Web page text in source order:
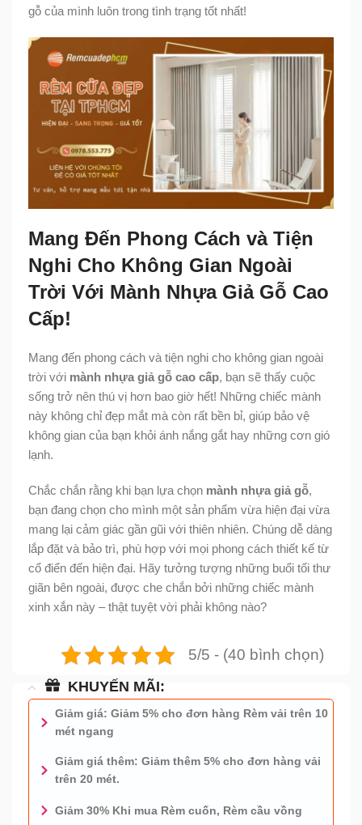
gỗ của mình luôn trong tình trạng tốt nhất!
Mang Đến Phong Cách và Tiện
Nghi Cho Không Gian Ngoài
Trời Với Mành Nhựa Giả Gỗ Cao
Cấp!
Mang đến phong cách và tiện nghi cho không gian ngoài
trời với mành nhựa giả gỗ cao cấp, bạn sẽ thấy cuộc
sống trở nên thú vị hơn bao giờ hết! Những chiếc mành
này không chỉ đẹp mắt mà còn rất bền bỉ, giúp bảo vệ
không gian của bạn khỏi ánh nắng gắt hay những cơn gió
lạnh.
Chắc chắn rằng khi bạn lựa chọn mành nhựa giả gỗ,
bạn đang chọn cho mình một sản phẩm vừa hiện đại vừa
mang lại cảm giác gần gũi với thiên nhiên. Chúng dễ dàng
lắp đặt và bảo trì, phù hợp với mọi phong cách thiết kế từ
cổ điển đến hiện đại. Hãy tưởng tượng những buổi tối thư
giãn bên ngoài, được che chắn bởi những chiếc mành
xinh xắn này – thật tuyệt vời phải không nào?
5/5 - (40 bình chọn)
KHUYẾN MÃI:
Giảm giá: Giảm 5% cho đơn hàng Rèm vải trên 10
mét ngang
Giảm giá thêm: Giảm thêm 5% cho đơn hàng vải
trên 20 mét.
Giảm 30% Khi mua Rèm cuốn, Rèm cầu vồng